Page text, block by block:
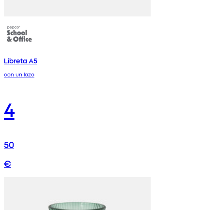
Libreta A5
con un lazo
4
50
€